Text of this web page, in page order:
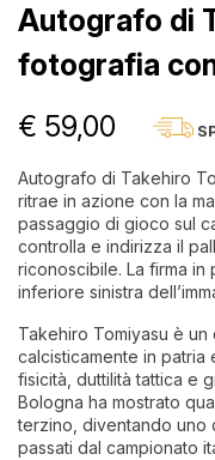
Autografo di
fotografia
€ 59,00
Autografo di Takehiro
ritrae in azione con la
passaggio di gioco sul
controlla e indirizza il
riconoscibile. La firma
inferiore sinistra
Takehiro Tomiyasu è
calcisticamente in patria
fisicità, duttilità tattica e
Bologna ha mostrato
terzino, diventando uno
passati dal campionato